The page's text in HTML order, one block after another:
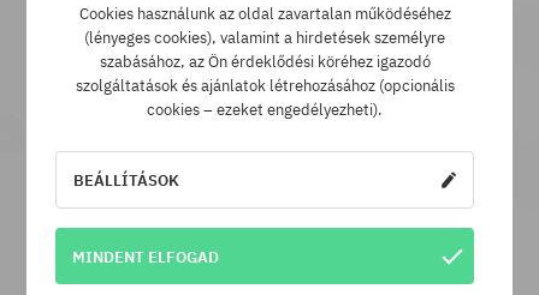
Cookies használunk az oldal zavartalan működéséhez
(lényeges cookies), valamint a hirdetések személyre
szabásához, az Ön érdeklődési köréhez igazodó
szolgáltatások és ajánlatok létrehozásához (opcionális
cookies – ezeket engedélyezheti).
BEÁLLÍTÁSOK
MINDENT ELFOGAD